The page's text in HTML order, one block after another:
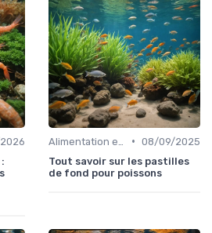
• 08/09/2025
Tout savoir sur les pastilles
de fond pour poissons